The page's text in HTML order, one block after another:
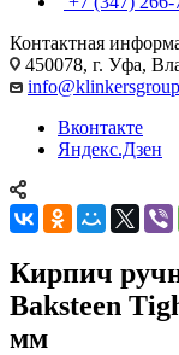
Контактная
450078, г. Уфа,
Вконтакте
Яндекс.Дзен
Кирпич
Baksteen
мм